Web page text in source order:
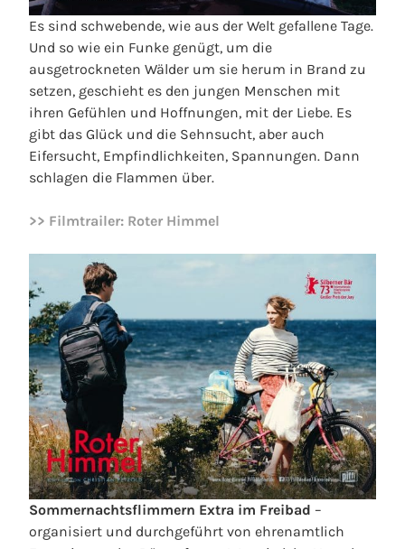
Es sind schwebende, wie aus der Welt gefallene Tage.
Und so wie ein Funke genügt, um die
ausgetrockneten Wälder um sie herum in Brand zu
setzen, geschieht es den jungen Menschen mit
ihren Gefühlen und Hoffnungen, mit der Liebe. Es
gibt das Glück und die Sehnsucht, aber auch
Eifersucht, Empfindlichkeiten, Spannungen. Dann
schlagen die Flammen über.
>> Filmtrailer: Roter Himmel
Sommernachtsflimmern Extra im Freibad –
organisiert und durchgeführt von ehrenamtlich